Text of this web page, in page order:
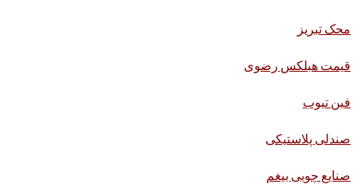
محک تبریز
قیمت هبلکس رضوی
فین تیوب
صندلی پلاستیکی
صنایع چوبی بیغم